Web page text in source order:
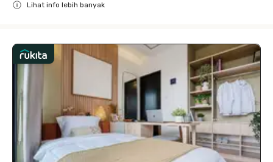
Lihat info lebih banyak